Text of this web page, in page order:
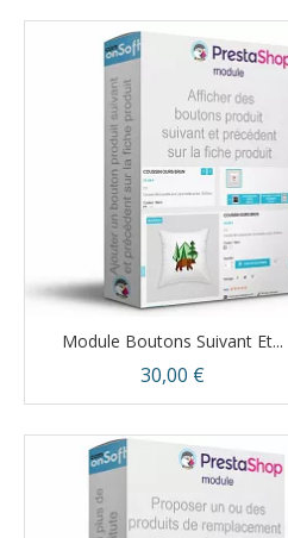
Aperçu rapide
Module Boutons Suivant Et...
Prix
30,00 €
Aperçu rapide